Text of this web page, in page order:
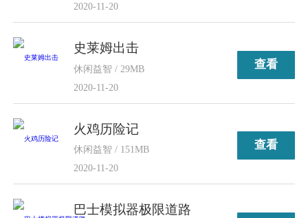
2020-11-20
史莱姆出击
休闲益智 / 29MB
2020-11-20
查看
火鸡历险记
休闲益智 / 151MB
2020-11-20
查看
巴士模拟器极限道路